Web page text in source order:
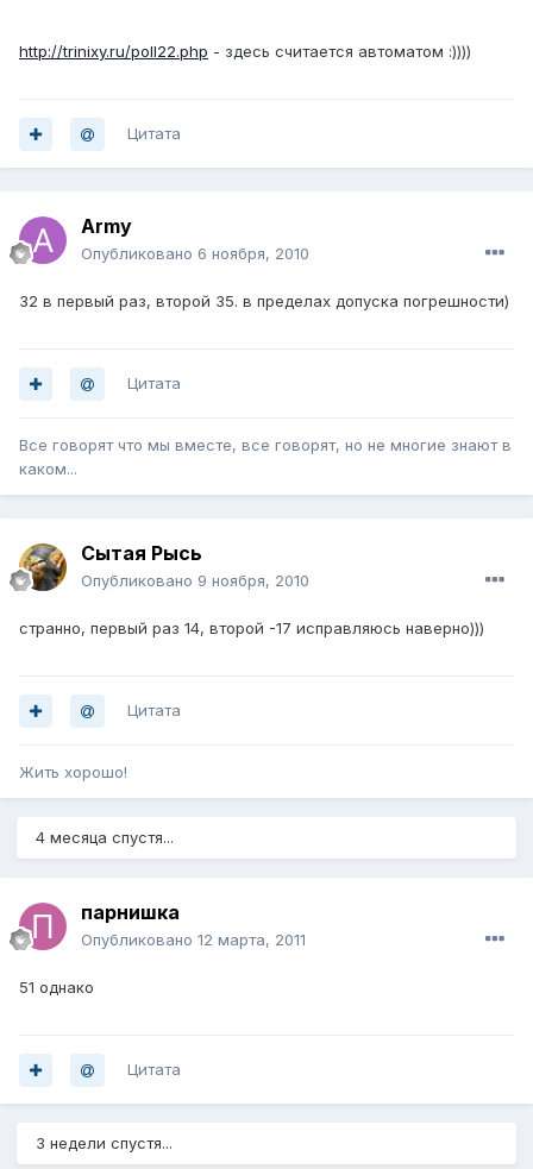
http://trinixy.ru/poll22.php - здесь считается автоматом :))))
Цитата
Army
Опубликовано 6 ноября, 2010
32 в первый раз, второй 35. в пределах допуска погрешности)
Цитата
Все говорят что мы вместе, все говорят, но не многие знают в
каком...
Сытая Рысь
Опубликовано 9 ноября, 2010
странно, первый раз 14, второй -17 исправляюсь наверно)))
Цитата
Жить хорошо!
4 месяца спустя...
парнишка
Опубликовано 12 марта, 2011
51 однако
Цитата
3 недели спустя...